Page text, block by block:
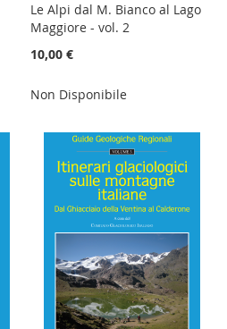
Le Alpi dal M. Bianco al Lago
Maggiore - vol. 2
10,00 €
Non Disponibile